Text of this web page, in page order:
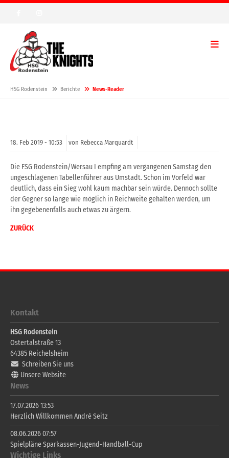
HSG Rodenstein Berichte News-Reader
18. Feb 2019 - 10:53 von Rebecca Marquardt
Die FSG Rodenstein/Wersau I empfing am vergangenen Samstag den
ungeschlagenen Tabellenführer aus Umstadt. Schon im Vorfeld war
deutlich, dass ein Sieg wohl kaum machbar sein würde. Dennoch sollte
der Gegner so lange wie möglich in Reichweite gehalten werden, um
ihn gegebenenfalls auch etwas zu ärgern.
ZURÜCK
Kontakt
HSG Rodenstein
Ostertalstraße 13
64385 Reichelsheim
Schreiben Sie uns
Unsere Website
News
17.07.2026 13:53
Herzlich Willkommen André Seitz
08.06.2026 07:57
Spielpläne Sparkassen-Jugend-Handball-Cup
Wichtige Links